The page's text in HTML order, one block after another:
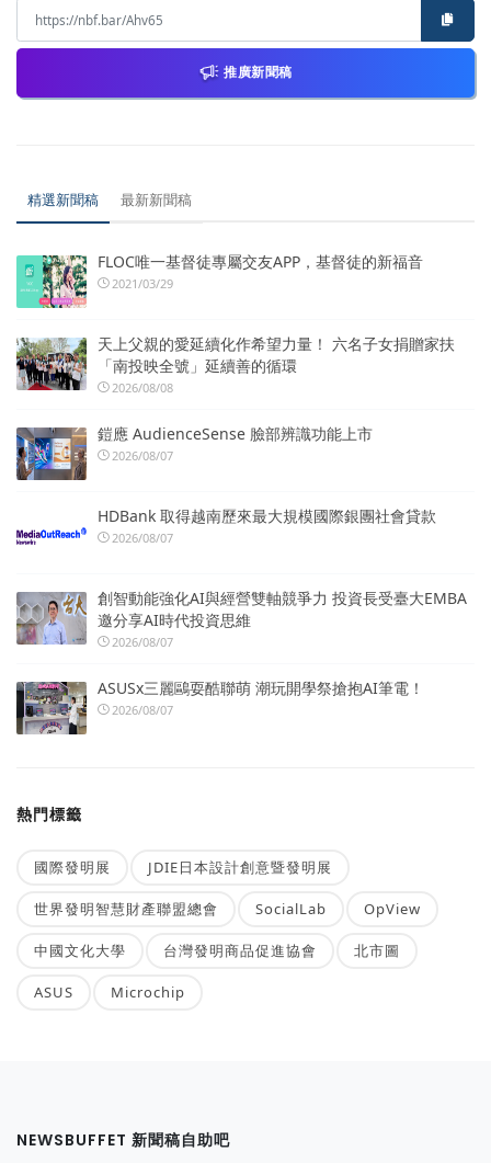
推廣新聞稿
精選新聞稿 最新新聞稿
FLOC唯一基督徒專屬交友APP，基督徒的新福音
2021/03/29
天上父親的愛延續化作希望力量！ 六名子女捐贈家扶
「南投映全號」延續善的循環
2026/08/08
鎧應 AudienceSense 臉部辨識功能上市
2026/08/07
HDBank 取得越南歷來最大規模國際銀團社會貸款
2026/08/07
創智動能強化AI與經營雙軸競爭力 投資長受臺大EMBA
邀分享AI時代投資思維
2026/08/07
ASUSx三麗鷗耍酷聯萌 潮玩開學祭搶抱AI筆電！
2026/08/07
熱門標籤
國際發明展 JDIE日本設計創意暨發明展
世界發明智慧財產聯盟總會 SocialLab OpView
中國文化大學 台灣發明商品促進協會 北市圖
ASUS Microchip
NEWSBUFFET 新聞稿自助吧